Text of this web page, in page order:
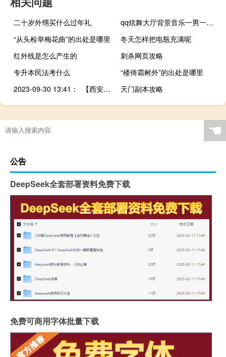
二十岁外甥买什么过年礼
qq炫舞大厅背景音乐一男一女唱的韩语（qq炫舞大厅背景音乐）
“从头检举梅花曲”的出处是哪里
冬天怎样把电瓶充满呢
红外线是怎么产生的
刺杀网页攻略
专升本民法考什么
“楼倚霜树外”的出处是哪里
2023-09-30 13:41： 【西安高速大队路况】绕城高速全线晴天，目前车流量整体稳定，主要体现在:1、南段内环长安至高新、外环长安立交；北段外环汉城服务区附近，内环吕小寨至北辰立交，上述位置略有拥堵；2、新西宝宝鸡方向车流量较大缓行，临时对阿房宫、咸阳南收费站入口进行限流，民警现场值守保畅；3 ​​​
天门副本攻略
☚
公告
DeepSeek全套部署资料免费下载
免费可商用字体批量下载